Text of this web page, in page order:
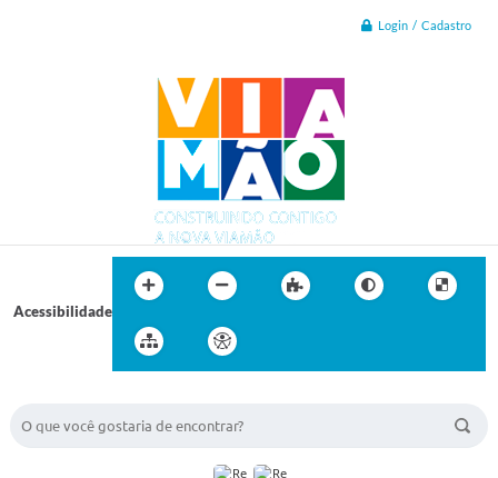
Login / Cadastro
Acessibilidade